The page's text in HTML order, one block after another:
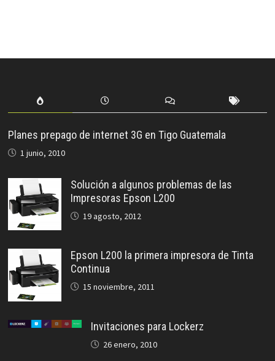
Planes prepago de internet 3G en Tigo Guatemala
1 junio, 2010
Solución a algunos problemas de las
Impresoras Epson L200
19 agosto, 2012
Epson L200 la primera impresora de Tinta
Continua
15 noviembre, 2011
Invitaciones para Lockerz
26 enero, 2010